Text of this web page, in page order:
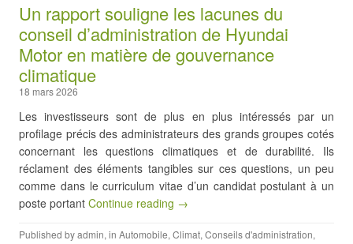
Un rapport souligne les lacunes du
conseil d’administration de Hyundai
Motor en matière de gouvernance
climatique
18 mars 2026
Les investisseurs sont de plus en plus intéressés par un
profilage précis des administrateurs des grands groupes cotés
concernant les questions climatiques et de durabilité. Ils
réclament des éléments tangibles sur ces questions, un peu
comme dans le curriculum vitae d’un candidat postulant à un
poste portant Continue reading →
Published byadmin, in Automobile, Climat, Conseils d'administration,